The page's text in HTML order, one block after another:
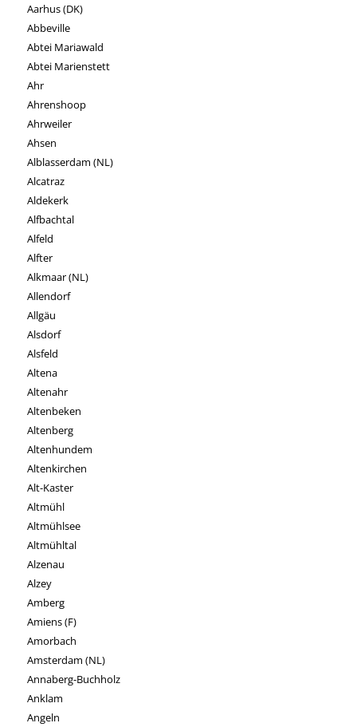
Aarhus (DK)
Abbeville
Abtei Mariawald
Abtei Marienstett
Ahr
Ahrenshoop
Ahrweiler
Ahsen
Alblasserdam (NL)
Alcatraz
Aldekerk
Alfbachtal
Alfeld
Alfter
Alkmaar (NL)
Allendorf
Allgäu
Alsdorf
Alsfeld
Altena
Altenahr
Altenbeken
Altenberg
Altenhundem
Altenkirchen
Alt-Kaster
Altmühl
Altmühlsee
Altmühltal
Alzenau
Alzey
Amberg
Amiens (F)
Amorbach
Amsterdam (NL)
Annaberg-Buchholz
Anklam
Angeln